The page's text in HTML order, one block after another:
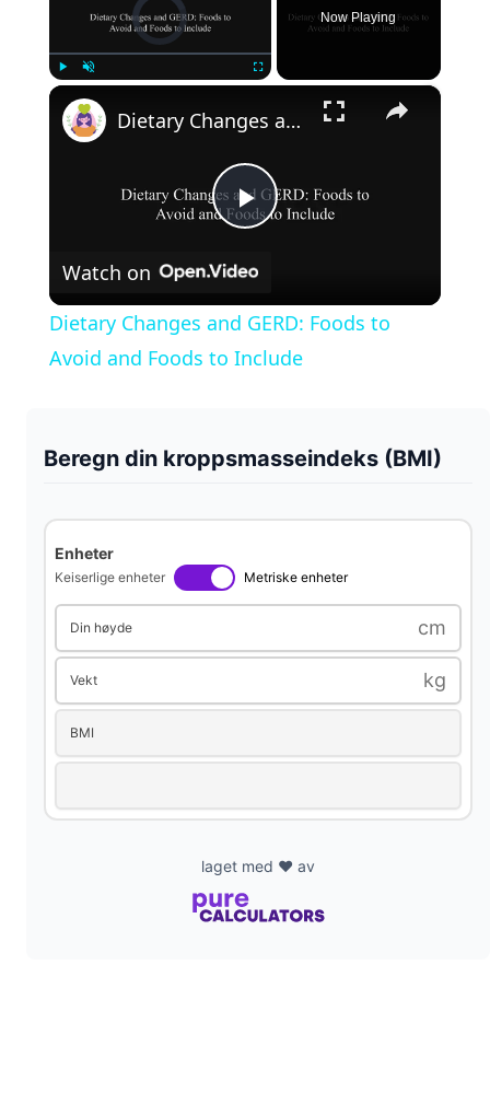
Now Playing
×
P
a
o
Dietary Changes and GERD: Foods to Avoid and Foods to Include
Watch on
Dietary Changes and GERD: Foods to
Avoid and Foods to Include
Beregn din kroppsmasseindeks (BMI)
Enheter
Keiserlige enheter Metriske enheter
Din høyde cm
Vekt kg
BMI
laget med ❤️ av